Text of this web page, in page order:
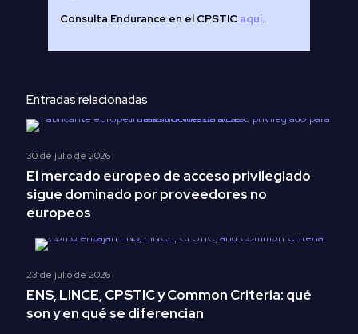
Consulta Endurance en el CPSTIC aquí.
Entradas relacionadas
30 de julio de 2026
El mercado europeo de acceso privilegiado
sigue dominado por proveedores no
europeos
23 de julio de 2026
ENS, LINCE, CPSTIC y Common Criteria: qué
son y en qué se diferencian